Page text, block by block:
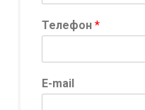
*
О
и
а
Телефон*
E-mail